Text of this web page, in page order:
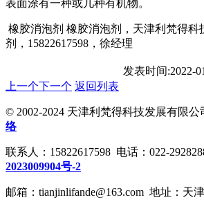
表面涂有一种或几种有机物。
橡胶消泡剂 橡胶消泡剂，天津利梵得科
剂，15822617598，徐经理
发表时间:2022-
上一个下一个 返回列表
© 2002-2024 天津利梵得科技发展有限公
络
联系人：15822617598 电话：022-
2023009904号-2
邮箱：tianjinlifande@163.com 地址：天